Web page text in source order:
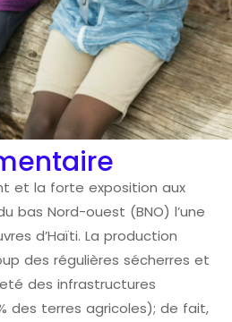
et la forte exposition aux
bas Nord-ouest (BNO) l’une
d’Haïti. La production
des régulières sécherres et
des infrastructures
des terres agricoles); de fait,